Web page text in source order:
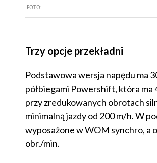
FOTO:
Trzy opcje przekładni
Podstawowa wersja napędu ma
półbiegami Powershift, która ma
przy zredukowanych obrotach
minimalną jazdy od 200 m/h. W
wyposażone w WOM synchro, a
obr./min.